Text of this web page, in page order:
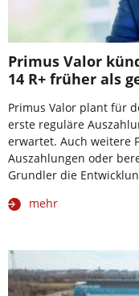
Primus Valor
14 R+ früher als
Primus Valor plant für
erste reguläre
erwartet. Auch weitere
Auszahlungen oder
Grundler die
mehr